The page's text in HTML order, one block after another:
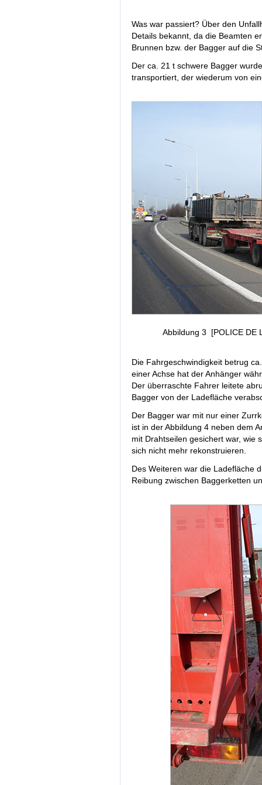
Was war passiert? Über den
Details bekannt, da die Beamten
Brunnen bzw. der Bagger auf die
Der ca. 21 t schwere Bagger
transportiert, der wiederum von
Abbildung 3 [POLICE DE
Die Fahrgeschwindigkeit betrug
einer Achse hat der Anhänger
Der überraschte Fahrer leitete
Bagger von der Ladefläche
Der Bagger war mit nur einer
ist in der Abbildung 4 neben dem
mit Drahtseilen gesichert war, wie
sich nicht mehr rekonstruieren.
Des Weiteren war die Ladefläche
Reibung zwischen Baggerketten